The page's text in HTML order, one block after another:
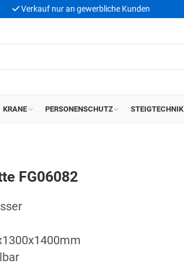
€ Verkauf nur an gewerbliche Kunden
KRANE PERSONENSCHUTZ STEIGTECHNIK
FG06082